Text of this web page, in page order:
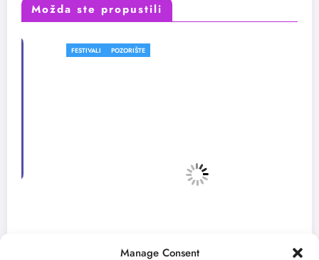
Manage Consent
Možda ste propustili
POZORIŠTE